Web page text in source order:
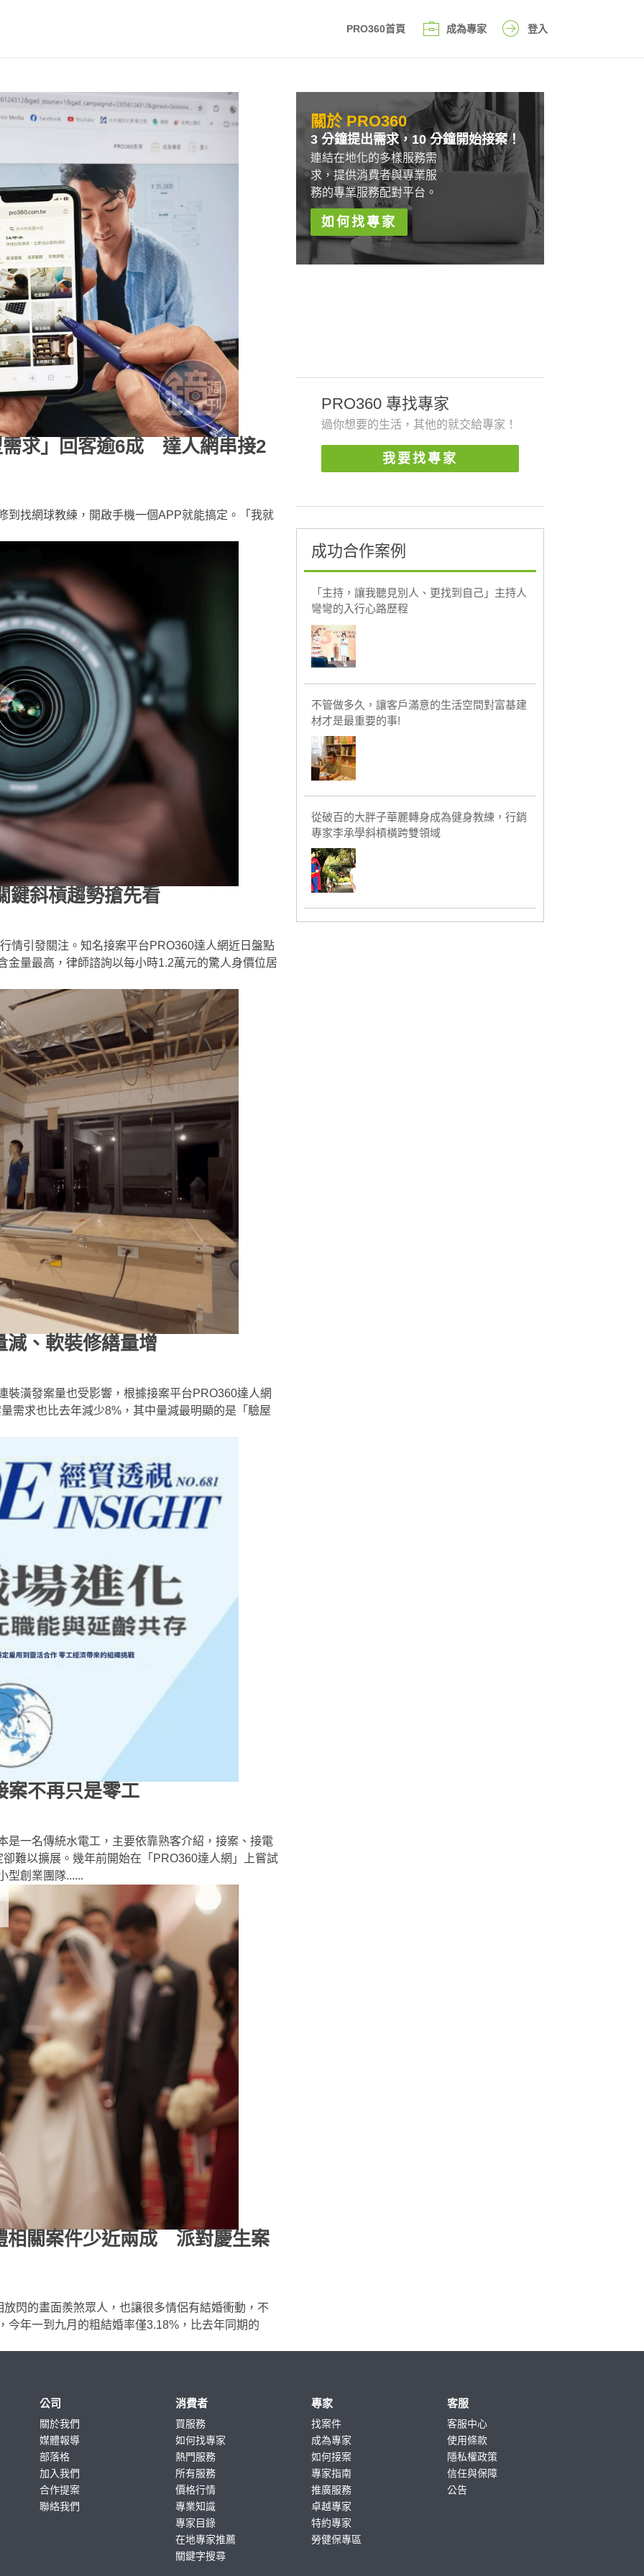
PRO360首頁 成為專家 登入
求」回客逾6成 達人網串接2
到找網球教練，開啟手機一個APP就能搞定。「我就
鍵斜槓趨勢搶先看
情引發關注。知名接案平台PRO360達人網近日盤點
金量最高，律師諮詢以每小時1.2萬元的驚人身價位居
減、軟裝修繕量增
裝潢發案量也受影響，根據接案平台PRO360達人網
需求也比去年減少8%，其中量減最明顯的是「驗屋
案不再只是零工
是一名傳統水電工，主要依靠熟客介紹，接案、接電
難以擴展。幾年前開始在「PRO360達人網」上嘗試
型創業團隊......
相關案件少近兩成 派對慶生案
閃的畫面羨煞眾人，也讓很多情侶有結婚衝動，不
今年一到九月的粗結婚率僅3.18%，比去年同期的
關於 PRO360
3 分鐘提出需求，10 分鐘開始接案！
連結在地化的多樣服務需
求，提供消費者與專業服
務的專業服務配對平台。
如何找專家
PRO360 專找專家
過你想要的生活，其他的就交給專家！
我要找專家
成功合作案例
「主持，讓我聽見別人、更找到自己」主持人
彎彎的入行心路歷程
不管做多久，讓客戶滿意的生活空間對富基建
材才是最重要的事!
從破百的大胖子華麗轉身成為健身教練，行銷
專家李承學斜槓橫跨雙領域
公司
關於我們
媒體報導
部落格
加入我們
合作提案
聯絡我們
消費者
買服務
如何找專家
熱門服務
所有服務
價格行情
專業知識
專家目錄
在地專家推薦
關鍵字搜尋
專家
找案件
成為專家
如何接案
專家指南
推廣服務
卓越專家
特約專家
勞健保專區
客服
客服中心
使用條款
隱私權政策
信任與保障
公告